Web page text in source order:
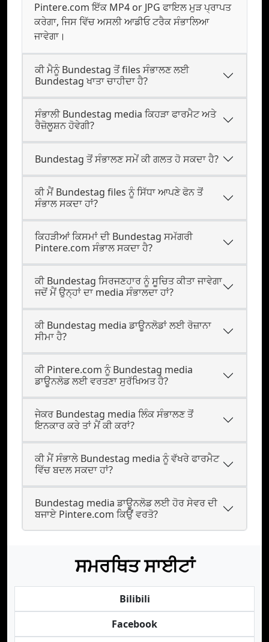
Pintere.com ਇੱਕ MP4 or JPG ਫਾਇਲ ਮੁੜ ਪ੍ਰਾਪਤ
ਕਰੇਗਾ, ਜਿਸ ਵਿੱਚ ਅਸਲੀ ਆਡੀਓ ਟਰੈਕ ਸੰਭਾਲਿਆ
ਜਾਵੇਗਾ।
ਕੀ ਮੈਨੂੰ Bundestag ਤੋਂ files ਸੰਭਾਲਣ ਲਈ
Bundestag ਖਾਤਾ ਚਾਹੀਦਾ ਹੈ?
ਸੰਭਾਲੀ Bundestag media ਕਿਹੜਾ ਫਾਰਮੈਟ ਅਤੇ
ਰੈਜ਼ੋਲੂਸ਼ਨ ਹੋਵੇਗੀ?
Bundestag ਤੋਂ ਸੰਭਾਲਣ ਸਮੇਂ ਕੀ ਗਲਤ ਹੋ ਸਕਦਾ ਹੈ?
ਕੀ ਮੈਂ Bundestag files ਨੂੰ ਸਿੱਧਾ ਆਪਣੇ ਫੋਨ ਤੋਂ
ਸੰਭਾਲ ਸਕਦਾ ਹਾਂ?
ਕਿਹੜੀਆਂ ਕਿਸਮਾਂ ਦੀ Bundestag ਸਮੱਗਰੀ
Pintere.com ਸੰਭਾਲ ਸਕਦਾ ਹੈ?
ਕੀ Bundestag ਸਿਰਜਣਹਾਰ ਨੂੰ ਸੂਚਿਤ ਕੀਤਾ ਜਾਵੇਗਾ
ਜਦੋਂ ਮੈਂ ਉਨ੍ਹਾਂ ਦਾ media ਸੰਭਾਲਦਾ ਹਾਂ?
ਕੀ Bundestag media ਡਾਊਨਲੋਡਾਂ ਲਈ ਰੋਜ਼ਾਨਾ
ਸੀਮਾ ਹੈ?
ਕੀ Pintere.com ਨੂੰ Bundestag media
ਡਾਊਨਲੋਡ ਲਈ ਵਰਤਣਾ ਸੁਰੱਖਿਅਤ ਹੈ?
ਜੇਕਰ Bundestag media ਲਿੰਕ ਸੰਭਾਲਣ ਤੋਂ
ਇਨਕਾਰ ਕਰੇ ਤਾਂ ਮੈਂ ਕੀ ਕਰਾਂ?
ਕੀ ਮੈਂ ਸੰਭਾਲੇ Bundestag media ਨੂੰ ਵੱਖਰੇ ਫਾਰਮੈਟ
ਵਿੱਚ ਬਦਲ ਸਕਦਾ ਹਾਂ?
Bundestag media ਡਾਊਨਲੋਡ ਲਈ ਹੋਰ ਸੇਵਰ ਦੀ
ਬਜਾਏ Pintere.com ਕਿਉਂ ਵਰਤੋ?
ਸਮਰਥਿਤ ਸਾਈਟਾਂ
Bilibili
Facebook